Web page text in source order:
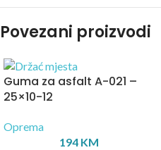
Povezani proizvodi
Guma za asfalt A-021 –
25×10-12
Oprema
194 KM